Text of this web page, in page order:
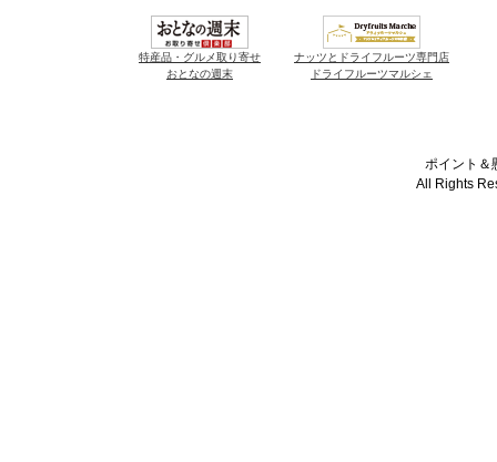
特産品・グルメ取り寄せ
おとなの週末
ナッツとドライフルーツ専門店
ドライフルーツマルシェ
ポイント＆
All Rights